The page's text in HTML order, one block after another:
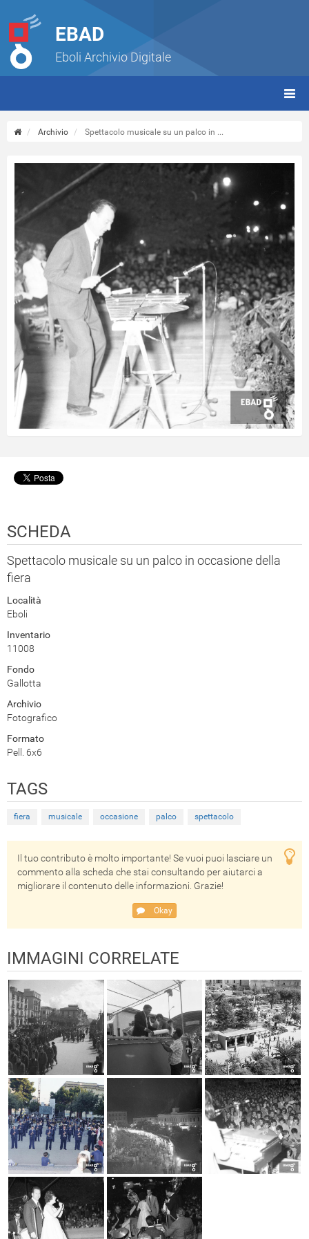
EBAD
Eboli Archivio Digitale
Archivio Spettacolo musicale su un palco in ...
SCHEDA
Spettacolo musicale su un palco in occasione della
fiera
Località
Eboli
Inventario
11008
Fondo
Gallotta
Archivio
Fotografico
Formato
Pell. 6x6
TAGS
fiera musicale occasione palco spettacolo
Il tuo contributo è molto importante! Se vuoi puoi lasciare un
commento alla scheda che stai consultando per aiutarci a
migliorare il contenuto delle informazioni. Grazie!
Okay
IMMAGINI CORRELATE